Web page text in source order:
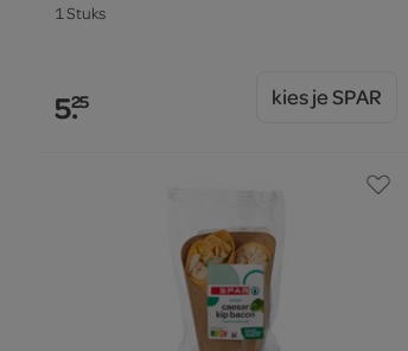
1 Stuks
5.25 kies je SPAR